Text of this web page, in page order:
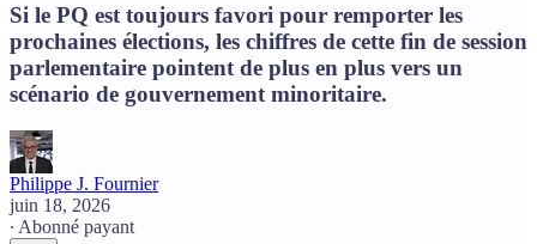
Si le PQ est toujours favori pour remporter les
prochaines élections, les chiffres de cette fin de session
parlementaire pointent de plus en plus vers un
scénario de gouvernement minoritaire.
Philippe J. Fournier
juin 18, 2026
∙ Abonné payant